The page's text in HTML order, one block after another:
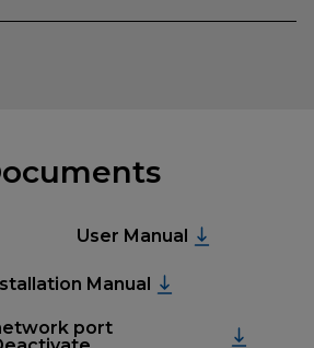
User Manual
Manual
port